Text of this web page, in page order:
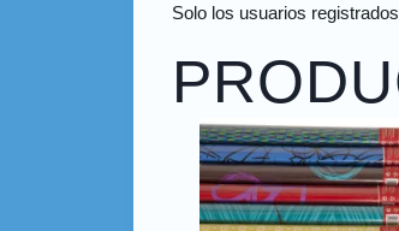
Solo los usuarios